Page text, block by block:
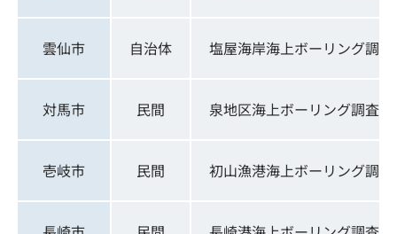
雲仙市 自治体 塩屋海岸海上ボーリング調査
対馬市 民間 泉地区海上ボーリング調査
壱岐市 民間 初山漁港海上ボーリング調査